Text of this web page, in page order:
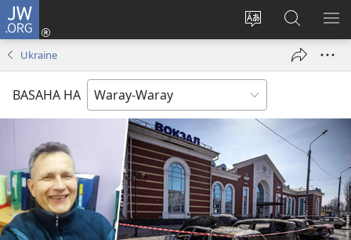
JW.ORG
Balyui
yinaknan
an
site
Pag-
log
new
Pamiling
ha
JW.ORG
Ukraine
BASAHA HA